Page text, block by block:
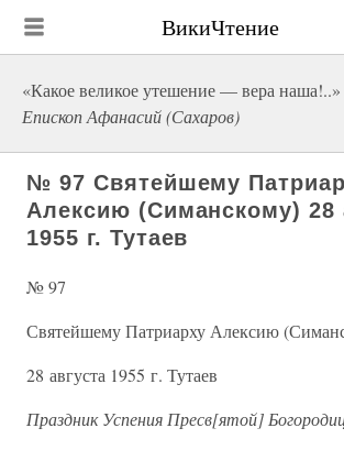
ВикиЧтение
«Какое великое утешение — вера наша!..»
Епископ Афанасий (Сахаров)
№ 97 Святейшему
Алексию (Симанскому) 28
1955 г. Тутаев
№ 97
Святейшему Патриарху Алексию
28 августа 1955 г. Тутаев
Праздник Успения Пресв[ятой]